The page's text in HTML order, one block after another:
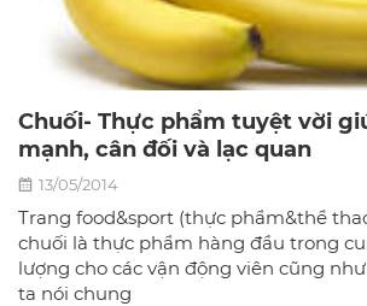
Chuối- Thực phẩm tuyệt vời
mạnh, cân đối và lạc quan
13/05/2014
Trang food&sport (thực phẩm&thể
chuối là thực phẩm hàng đầu trong
lượng cho các vận động viên cũng
ta nói chung